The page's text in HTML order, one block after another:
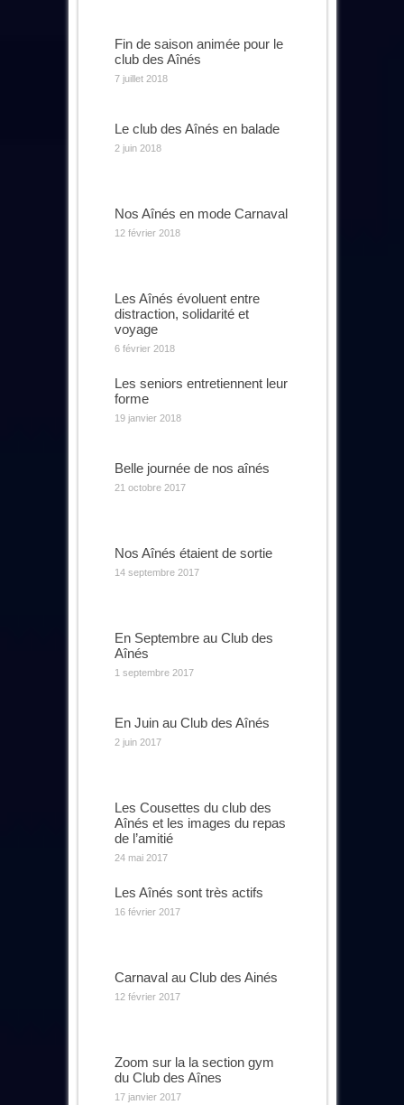
Fin de saison animée pour le
club des Aînés
7 juillet 2018
Le club des Aînés en balade
2 juin 2018
Nos Aînés en mode Carnaval
12 février 2018
Les Aînés évoluent entre
distraction, solidarité et
voyage
6 février 2018
Les seniors entretiennent leur
forme
19 janvier 2018
Belle journée de nos aînés
21 octobre 2017
Nos Aînés étaient de sortie
14 septembre 2017
En Septembre au Club des
Aînés
1 septembre 2017
En Juin au Club des Aînés
2 juin 2017
Les Cousettes du club des
Aînés et les images du repas
de l’amitié
24 mai 2017
Les Aînés sont très actifs
16 février 2017
Carnaval au Club des Ainés
12 février 2017
Zoom sur la la section gym
du Club des Aînes
17 janvier 2017